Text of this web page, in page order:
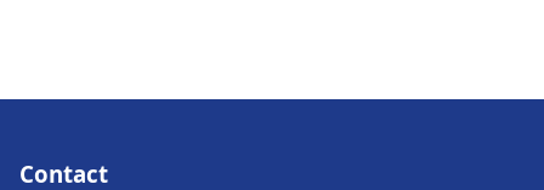
Contact